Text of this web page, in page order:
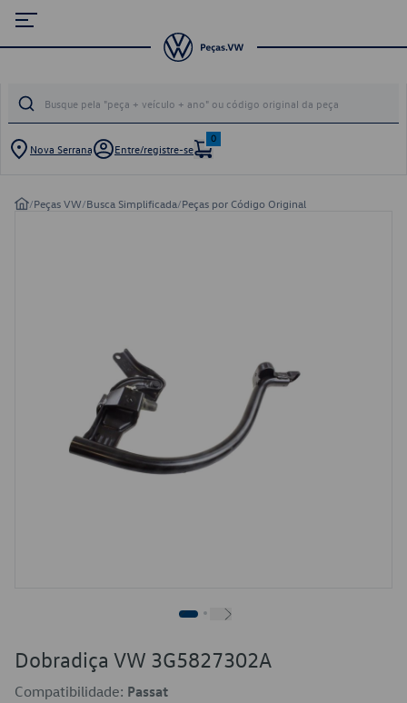
Nova Serrana Entre/registre-se
0
/Peças VW/Busca Simplificada/Peças por Código Original
Dobradiça VW 3G5827302A
Compatibilidade: Passat